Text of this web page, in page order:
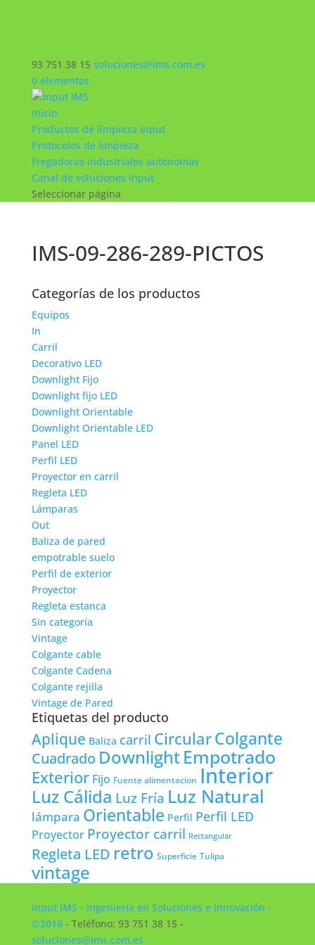
93 751 38 15 soluciones@ims.com.es
0 elementos
Inicio
Productos de limpieza Input
Protocolos de limpieza
Fregadoras industriales autónomas
Canal de soluciones Input
Seleccionar página
IMS-09-286-289-PICTOS
Categorías de los productos
Equipos
In
Carril
Decorativo LED
Downlight Fijo
Downlight fijo LED
Downlight Orientable
Downlight Orientable LED
Panel LED
Perfil LED
Proyector en carril
Regleta LED
Lámparas
Out
Baliza de pared
empotrable suelo
Perfil de exterior
Proyector
Regleta estanca
Sin categoría
Vintage
Colgante cable
Colgante Cadena
Colgante rejilla
Vintage de Pared
Etiquetas del producto
Aplique Baliza carril CircularColgante
Cuadrado DownlightEmpotrado
Exterior Fijo Fuente alimentacion Interior
Luz Cálida Luz Fría Luz Natural
lámpara Orientable Perfil Perfil LED
Proyector Proyector carril Rectangular
Regleta LED retro Superficie Tulipa
vintage
Input IMS - Ingeniería en Soluciones e Innovación -
©2016- Teléfono: 93 751 38 15 -
soluciones@ims.com.es